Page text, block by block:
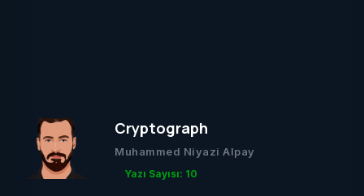
Cryptograph
Muhammed Niyazi Alpay
Yazı Sayısı: 10